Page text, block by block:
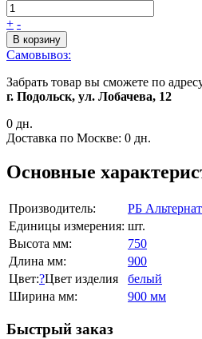
+ -
В корзину
Самовывоз:
Забрать товар вы сможете по
г. Подольск, ул. Лобачева, 12
0 дн.
Доставка по Москве: 0 дн.
Основные
Производитель:
РБ
Единицы измерения: шт.
Высота мм:
750
Длина мм:
900
Цвет:?Цвет изделия
белый
Ширина мм:
900 мм
Быстрый заказ